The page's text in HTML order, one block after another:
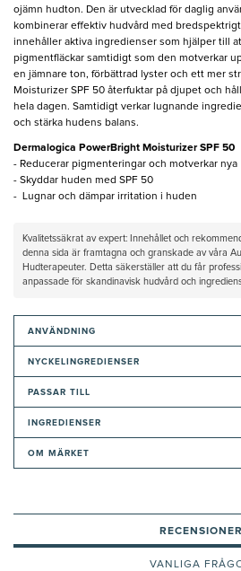
ojämn hudton. Den är utvecklad för daglig
kombinerar effektiv hudvård med
innehåller aktiva ingredienser som hjälper till
pigmentfläckar samtidigt som den motverkar
en jämnare ton, förbättrad lyster och ett mer
Moisturizer SPF 50 återfuktar på djupet och
hela dagen. Samtidigt verkar lugnande
och stärka hudens balans.
Dermalogica PowerBright Moisturizer SPF 50
- Reducerar pigmenteringar och motverkar nya
- Skyddar huden med SPF 50
- Lugnar och dämpar irritation i huden
Kvalitetssäkrat av expert: Innehållet och
denna sida är framtagna och granskade av våra
Hudterapeuter. Detta säkerställer att du får
anpassade för skandinavisk hudvård och
ANVÄNDNING
NYCKELINGREDIENSER
PASSAR TILL
INGREDIENSER
OM MÄRKET
RECENSIONER
VANLIGA